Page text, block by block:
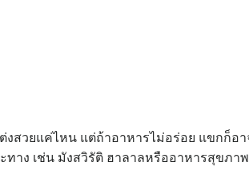
สวยแค่ไหน แต่ถ้าอาหารไม่อร่อย แขกก็อ
าง เช่น มังสวิรัติ ฮาลาลหรืออาหารสุข